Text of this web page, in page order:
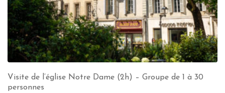
Visite de l’église Notre Dame (2h) – Groupe de 1 à 30
personnes